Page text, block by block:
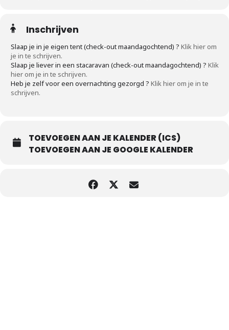
Inschrijven
Slaap je in je eigen tent (check-out maandagochtend) ? Klik hier om
je in te schrijven.
Slaap je liever in een stacaravan (check-out maandagochtend) ? Klik
hier om je in te schrijven.
Heb je zelf voor een overnachting gezorgd ? Klik hier om je in te
schrijven.
TOEVOEGEN AAN JE KALENDER (ICS)
TOEVOEGEN AAN JE GOOGLE KALENDER